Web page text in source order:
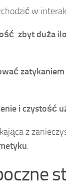
w
: zbyt duża
i czystość
z
.